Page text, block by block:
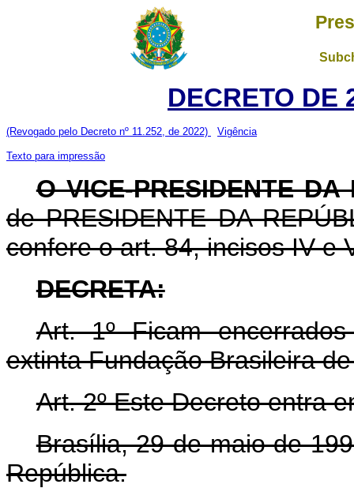
DECRETO DE
(Revogado pelo Decreto nº 11.252, de 2022) Vigência
Texto para impressão
O VICE-PRESIDENTE DA
de PRESIDENTE DA
confere o art. 84, incisos IV e
DECRETA:
Art. 1º Ficam
extinta Fundação Brasileira
Art. 2º Este Decreto entra
Brasília, 29 de maio de
República.